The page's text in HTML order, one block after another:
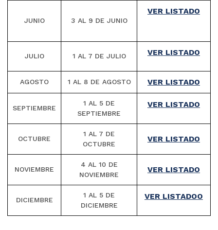
JUNIO 3 AL 9 DE JUNIO
VER LISTADO
JULIO 1 AL 7 DE JULIO VER LISTADO
AGOSTO 1 AL 8 DE AGOSTO VER LISTADO
SEPTIEMBRE
1 AL 5 DE
SEPTIEMBRE
VER LISTADO
OCTUBRE
1 AL 7 DE
OCTUBRE
VER LISTADO
NOVIEMBRE
4 AL 10 DE
NOVIEMBRE
VER LISTADO
DICIEMBRE
1 AL 5 DE
DICIEMBRE
VER LISTADOO